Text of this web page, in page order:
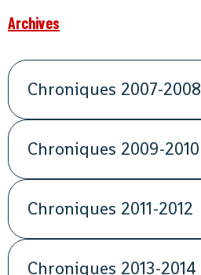
Archives
Chroniques 2007-2008
Chroniques 2009-2010
Chroniques 2011-2012
Chroniques 2013-2014